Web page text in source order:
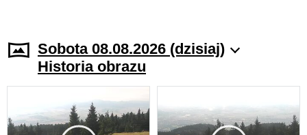
Sobota 08.08.2026 (dzisiaj)
Historia obrazu